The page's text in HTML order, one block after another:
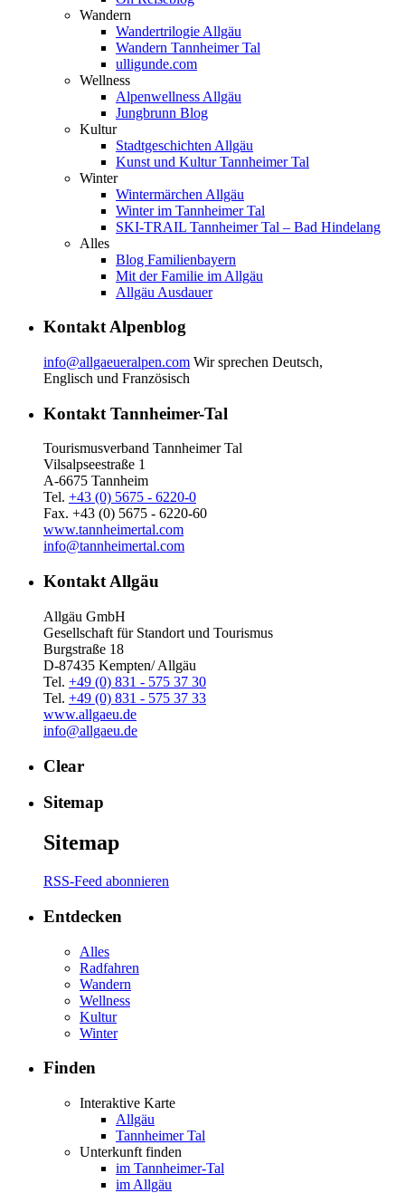
Wandern
Wandertrilogie Allgäu
Wandern Tannheimer Tal
ulligunde.com
Wellness
Alpenwellness Allgäu
Jungbrunn Blog
Kultur
Stadtgeschichten Allgäu
Kunst und Kultur Tannheimer Tal
Winter
Wintermärchen Allgäu
Winter im Tannheimer Tal
SKI-TRAIL Tannheimer Tal – Bad Hindelang
Alles
Blog Familienbayern
Mit der Familie im Allgäu
Allgäu Ausdauer
Kontakt Alpenblog
info@allgaeueralpen.com Wir sprechen Deutsch,
Englisch und Französisch
Kontakt Tannheimer-Tal
Tourismusverband Tannheimer Tal
Vilsalpseestraße 1
A-6675 Tannheim
Tel. +43 (0) 5675 - 6220-0
Fax. +43 (0) 5675 - 6220-60
www.tannheimertal.com
info@tannheimertal.com
Kontakt Allgäu
Allgäu GmbH
Gesellschaft für Standort und Tourismus
Burgstraße 18
D-87435 Kempten/ Allgäu
Tel. +49 (0) 831 - 575 37 30
Tel. +49 (0) 831 - 575 37 33
www.allgaeu.de
info@allgaeu.de
Clear
Sitemap
Sitemap
RSS-Feed abonnieren
Entdecken
Alles
Radfahren
Wandern
Wellness
Kultur
Winter
Finden
Interaktive Karte
Allgäu
Tannheimer Tal
Unterkunft finden
im Tannheimer-Tal
im Allgäu